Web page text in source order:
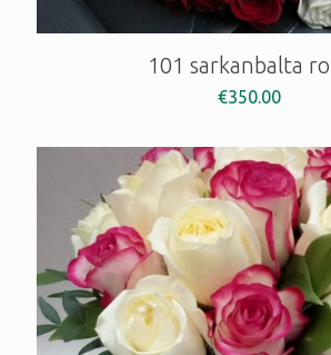
101 sarkanbalta
€350.00